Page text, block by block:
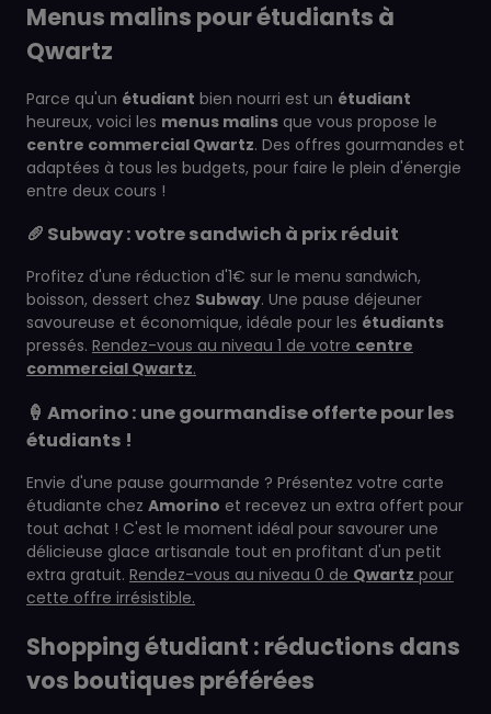
Menus malins pour étudiants à
Qwartz
Parce qu'un étudiant bien nourri est un étudiant
heureux, voici les menus malins que vous propose le
centre commercial Qwartz. Des offres gourmandes et
adaptées à tous les budgets, pour faire le plein d'énergie
entre deux cours !
🥖 Subway : votre sandwich à prix réduit
Profitez d'une réduction d'1€ sur le menu sandwich,
boisson, dessert chez Subway. Une pause déjeuner
savoureuse et économique, idéale pour les étudiants
pressés. Rendez-vous au niveau 1 de votre centre
commercial Qwartz.
🍦 Amorino : une gourmandise offerte pour les
étudiants !
Envie d'une pause gourmande ? Présentez votre carte
étudiante chez Amorino et recevez un extra offert pour
tout achat ! C'est le moment idéal pour savourer une
délicieuse glace artisanale tout en profitant d'un petit
extra gratuit. Rendez-vous au niveau 0 de Qwartz pour
cette offre irrésistible.
Shopping étudiant : réductions dans
vos boutiques préférées